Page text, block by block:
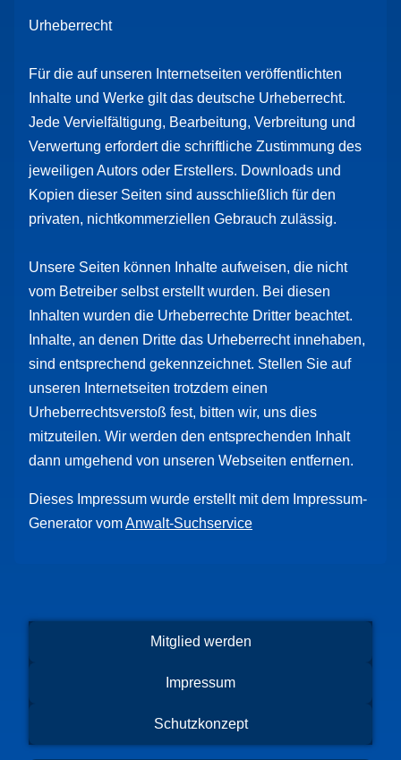
Urheberrecht
Für die auf unseren Internetseiten veröffentlichten
Inhalte und Werke gilt das deutsche Urheberrecht.
Jede Vervielfältigung, Bearbeitung, Verbreitung und
Verwertung erfordert die schriftliche Zustimmung des
jeweiligen Autors oder Erstellers. Downloads und
Kopien dieser Seiten sind ausschließlich für den
privaten, nichtkommerziellen Gebrauch zulässig.
Unsere Seiten können Inhalte aufweisen, die nicht
vom Betreiber selbst erstellt wurden. Bei diesen
Inhalten wurden die Urheberrechte Dritter beachtet.
Inhalte, an denen Dritte das Urheberrecht innehaben,
sind entsprechend gekennzeichnet. Stellen Sie auf
unseren Internetseiten trotzdem einen
Urheberrechtsverstoß fest, bitten wir, uns dies
mitzuteilen. Wir werden den entsprechenden Inhalt
dann umgehend von unseren Webseiten entfernen.
Dieses Impressum wurde erstellt mit dem Impressum-
Generator vomAnwalt-Suchservice
Mitglied werden
Impressum
Schutzkonzept